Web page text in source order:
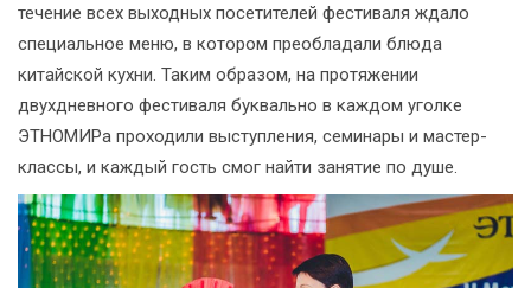
течение всех выходных посетителей фестиваля ждало
специальное меню, в котором преобладали блюда
китайской кухни. Таким образом, на протяжении
двухдневного фестиваля буквально в каждом уголке
ЭТНОМИРа проходили выступления, семинары и мастер-
классы, и каждый гость смог найти занятие по душе.